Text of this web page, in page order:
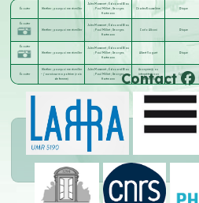
Écouter Werther ; pourquoi me réveiller
Jules Massenet;
Édouard Blau
;
Paul Milliet ; Georges
Hartmann
Charles Rousselière Disque
Écouter
Werther ; pourquoi me réveiller
Jules Massenet;
Édouard Blau
;
Paul Milliet ; Georges
Hartmann
Carlo Albani Disque
Écouter
Werther ; pourquoi me réveiller
Jules Massenet;
Édouard Blau
;
Paul Milliet ; Georges
Hartmann
Albert Vaguet Disque
Écouter
Werther ; pourquoi me réveiller
– j'aurais sur ma poitrine (voix
de femme)
Jules Massenet;
Édouard Blau
;
Paul Milliet ; Georges
Hartmann
Anonyme(s) ou
interprète(s) non
identifié(s)
Cylindre
Contact